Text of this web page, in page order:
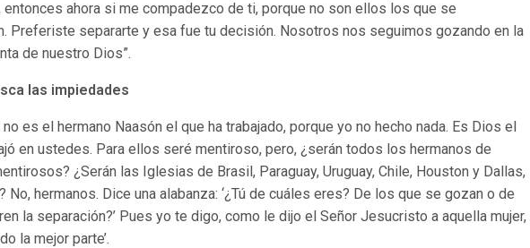
entonces ahora si me compadezco de ti, porque no son ellos los que se
Preferiste separarte y esa fue tu decisión. Nosotros nos seguimos gozando en la
de nuestro Dios”.
las impiedades
no es el hermano Naasón el que ha trabajado, porque yo no hecho nada. Es Dios el
en ustedes. Para ellos seré mentiroso, pero, ¿serán todos los hermanos de
¿Serán las Iglesias de Brasil, Paraguay, Uruguay, Chile, Houston y Dallas,
No, hermanos. Dice una alabanza: ‘¿Tú de cuáles eres? De los que se gozan o de
la separación?’ Pues yo te digo, como le dijo el Señor Jesucristo a aquella mujer,
la mejor parte’.